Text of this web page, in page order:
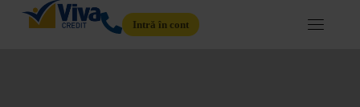
Intră în cont